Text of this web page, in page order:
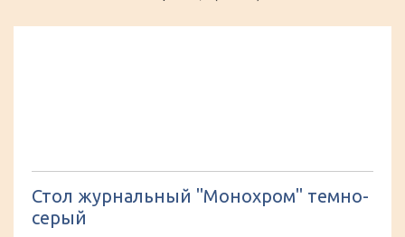
Стол журнальный "Монохром" темно-
серый